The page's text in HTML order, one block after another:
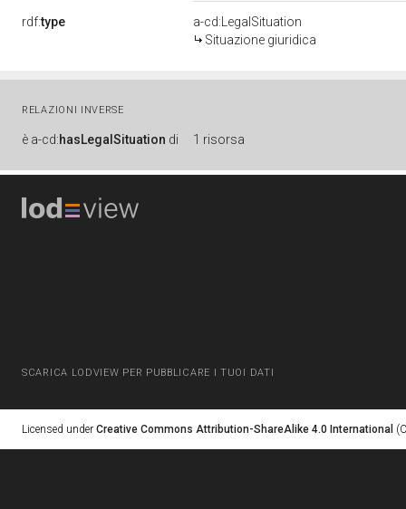
rdf:type
a-cd:LegalSituation
Situazione giuridica
RELAZIONI INVERSE
è a-cd:hasLegalSituation di 1 risorsa
SCARICA LODVIEW PER PUBBLICARE I TUOI DATI
Licensed under Creative Commons Attribution-ShareAlike 4.0 International